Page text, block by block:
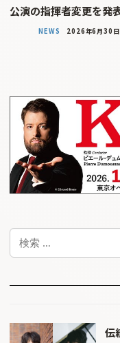
公演の指揮者変更を発
NEWS 2026年6月30日
検
伝